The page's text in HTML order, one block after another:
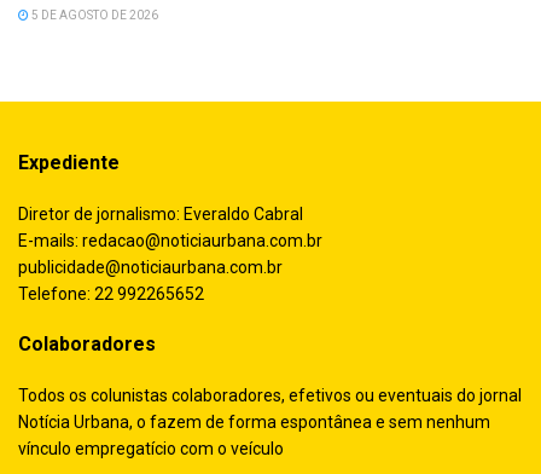
5 DE AGOSTO DE 2026
Expediente
Diretor de jornalismo: Everaldo Cabral
E-mails: redacao@noticiaurbana.com.br
publicidade@noticiaurbana.com.br
Telefone: 22 992265652
Colaboradores
Todos os colunistas colaboradores, efetivos ou eventuais do jornal
Notícia Urbana, o fazem de forma espontânea e sem nenhum
vínculo empregatício com o veículo